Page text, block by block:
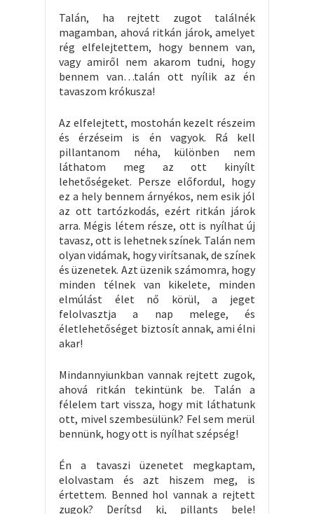
Talán, ha rejtett zugot találnék
magamban, ahová ritkán járok, amelyet
rég elfelejtettem, hogy bennem van,
vagy amiről nem akarom tudni, hogy
bennem van…talán ott nyílik az én
tavaszom krókusza!
Az elfelejtett, mostohán kezelt részeim
és érzéseim is én vagyok. Rá kell
pillantanom néha, különben nem
láthatom meg az ott kinyílt
lehetőségeket. Persze előfordul, hogy
ez a hely bennem árnyékos, nem esik jól
az ott tartózkodás, ezért ritkán járok
arra. Mégis létem része, ott is nyílhat új
tavasz, ott is lehetnek színek. Talán nem
olyan vidámak, hogy virítsanak, de színek
és üzenetek. Azt üzenik számomra, hogy
minden télnek van kikelete, minden
elmúlást élet nő körül, a jeget
felolvasztja a nap melege, és
életlehetőséget biztosít annak, ami élni
akar!
Mindannyiunkban vannak rejtett zugok,
ahová ritkán tekintünk be. Talán a
félelem tart vissza, hogy mit láthatunk
ott, mivel szembesülünk? Fel sem merül
bennünk, hogy ott is nyílhat szépség!
Én a tavaszi üzenetet megkaptam,
elolvastam és azt hiszem meg, is
értettem. Benned hol vannak a rejtett
zugok? Derítsd ki, pillants bele!